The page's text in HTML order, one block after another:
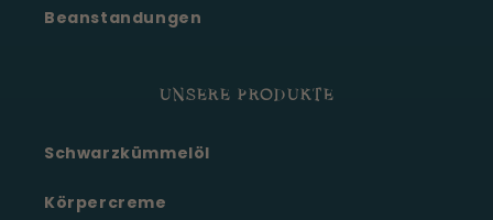
Beanstandungen
UNSERE PRODUKTE
Schwarzkümmelöl
Körpercreme